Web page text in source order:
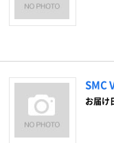
SMC
お届け